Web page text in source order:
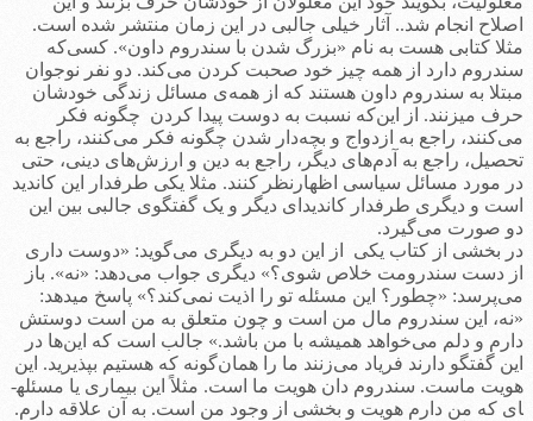
اصلاح انجام شد.. آثار خیلی جالبی در این زمان منتشر شده است.
مثلا کتابی هست به نام «بزرگ شدن با سندروم داون». کسی‌که
سندروم دارد از همه چیز خود صحبت کردن می‌کند. دو نفر نوجوان
مبتلا به سندروم داون هستند که از همه‌ی مسائل زندگی خودشان
حرف می­زنند. از این‌که نسبت به دوست پیدا کردن چگونه فکر
می‌کنند، راجع به ازدواج و بچه‌دار شدن چگونه فکر می‌کنند، راجع به
تحصیل، راجع به آدم‌های دیگر، راجع به دین و ارزش‌های دینی، حتی
در مورد مسائل سیاسی اظهارنظر کنند. مثلا یکی طرفدار این کاندید
است و دیگری طرفدار کاندیدای دیگر و یک گفتگوی جالبی بین این
دو صورت می‌گیرد.
در بخشی از کتاب یکی از این دو به دیگری می‌گوید: «دوست داری
از دست سندرومت خلاص شوی؟» دیگری جواب می‌دهد: «نه». باز
می‌پرسد: «چطور؟ این مسئله تو را اذیت نمی‌کند؟» پاسخ می­دهد:
«نه، این سندروم مال من است و چون متعلق به من است دوستش
دارم و دلم می‌خواهد همیشه با من باشد.» جالب است که این‌ها در
این گفتگو دارند فریاد می‌زنند ما را همان‌گونه که هستیم بپذیرید. این
هویت ماست. سندروم دان هویت ما است. مثلاً این بیماری یا مسئله­
ای که من دارم هویت و بخشی از وجود من است. به آن علاقه دارم.